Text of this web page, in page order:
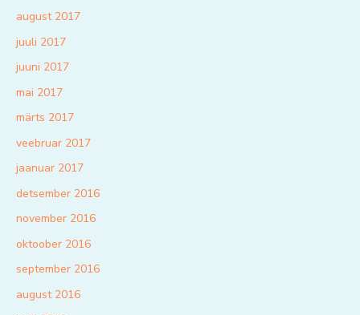
august 2017
juuli 2017
juuni 2017
mai 2017
märts 2017
veebruar 2017
jaanuar 2017
detsember 2016
november 2016
oktoober 2016
september 2016
august 2016